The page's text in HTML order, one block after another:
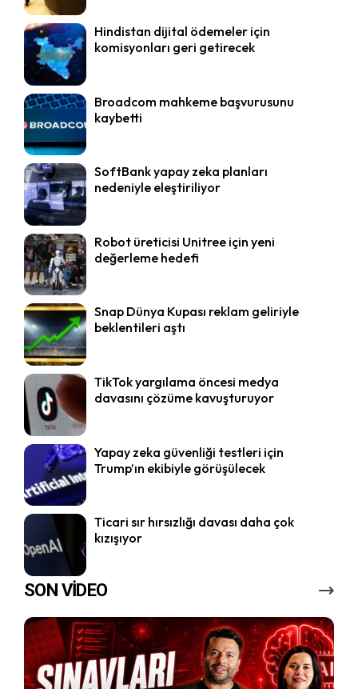
Hindistan dijital ödemeler için
komisyonları geri getirecek
Broadcom mahkeme başvurusunu
kaybetti
SoftBank yapay zeka planları
nedeniyle eleştiriliyor
Robot üreticisi Unitree için yeni
değerleme hedefi
Snap Dünya Kupası reklam geliriyle
beklentileri aştı
TikTok yargılama öncesi medya
davasını çözüme kavuşturuyor
Yapay zeka güvenliği testleri için
Trump’ın ekibiyle görüşülecek
Ticari sır hırsızlığı davası daha çok
kızışıyor
SON VİDEO